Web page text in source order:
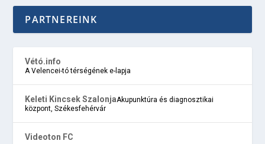
PARTNEREINK
Vétó.info
A Velencei-tó térségének e-lapja
Keleti Kincsek SzalonjaAkupunktúra és diagnosztikai
központ, Székesfehérvár
Videoton FC